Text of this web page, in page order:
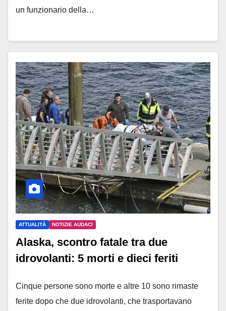
un funzionario della…
ATTUALITÀ NOTIZIE AUDACI
Alaska, scontro fatale tra due
idrovolanti: 5 morti e dieci feriti
Cinque persone sono morte e altre 10 sono rimaste
ferite dopo che due idrovolanti, che trasportavano